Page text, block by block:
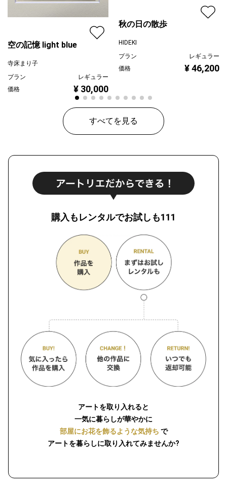
空の記憶 light blue
寺床まり子
プラン
レギュラー
価格
¥ 30,000
秋の日の散歩
HIDEKI
プラン
レギュラー
価格
¥ 46,200
すべてを見る
購入もレンタルでお試しも111
アートを取り入れると
一気に暮らしが華やかに
部屋にお花を飾るような気持ち で
アートを暮らしに取り入れてみませんか?